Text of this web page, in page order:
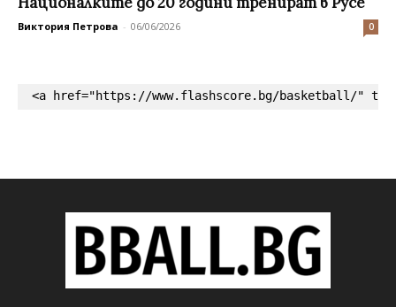
Виктория Петрова - 06/06/2026 0
<a href="https://www.flashscore.bg/basketball/"